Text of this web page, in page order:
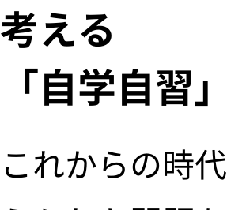
考える
「自学自習
これからの時